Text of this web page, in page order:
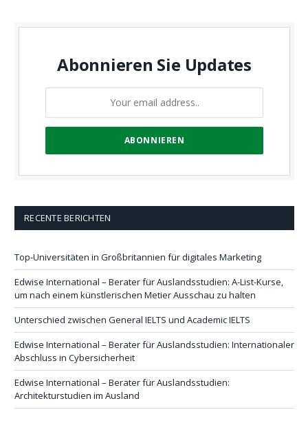
Abonnieren Sie Updates
RECENTE BERICHTEN
Top-Universitäten in Großbritannien für digitales Marketing
Edwise International – Berater für Auslandsstudien: A-List-Kurse,
um nach einem künstlerischen Metier Ausschau zu halten
Unterschied zwischen General IELTS und Academic IELTS
Edwise International – Berater für Auslandsstudien: Internationaler
Abschluss in Cybersicherheit
Edwise International – Berater für Auslandsstudien:
Architekturstudien im Ausland